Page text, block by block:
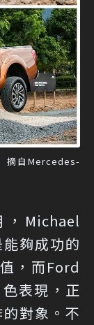
摘自Mercedes-
Michael
夠成功的
，而Ford
表現，正
對象。不